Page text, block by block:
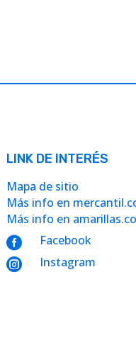
LINK DE INTERÉS
Mapa de sitio
Más info en
Más info en

Facebook

Instagram